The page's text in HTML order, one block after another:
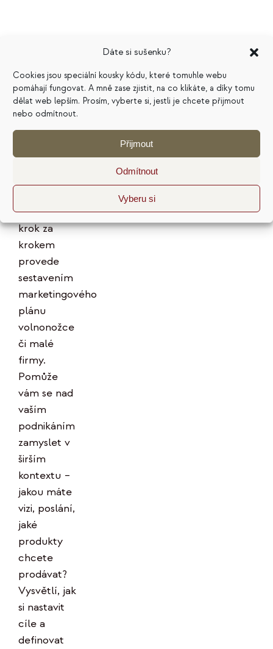
Dáte si sušenku?
Cookies jsou speciální kousky kódu, které tomuhle webu
pomáhají fungovat. A mně zase zjistit, na co klikáte, a díky tomu
dělat web lepším. Prosím, vyberte si, jestli je chcete přijmout
nebo odmítnout.
Přijmout
Odmítnout
Vyberu si
Marketingový
plán na
pivním
E-kniha vás
krok za
krokem
provede
sestavením
marketingového
plánu
volnonožce
či malé
firmy.
Pomůže
vám se nad
vaším
podnikáním
zamyslet v
širším
kontextu –
jakou máte
vizi, poslání,
jaké
produkty
chcete
prodávat?
Vysvětlí, jak
si nastavit
cíle a
definovat